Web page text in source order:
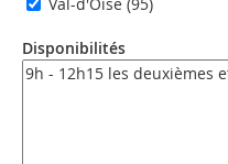
Disponibilités